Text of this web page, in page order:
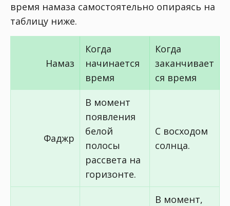
время намаза самостоятельно опираясь на
таблицу ниже.
Намаз
Когда
начинается
время
Когда
заканчивает
ся время
Фаджр
В момент
появления
белой
полосы
рассвета на
горизонте.
С восходом
солнца.
В момент,